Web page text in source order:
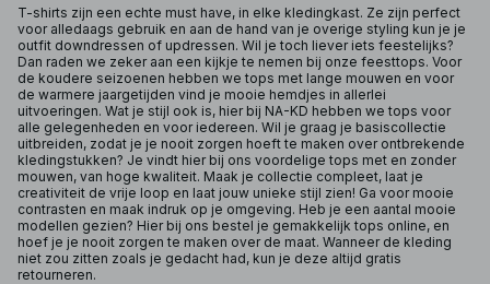
T-shirts zijn een echte must have, in elke kledingkast. Ze zijn perfect
voor alledaags gebruik en aan de hand van je overige styling kun je je
outfit downdressen of updressen. Wil je toch liever iets feestelijks?
Dan raden we zeker aan een kijkje te nemen bij onze feesttops. Voor
de koudere seizoenen hebben we tops met lange mouwen en voor
de warmere jaargetijden vind je mooie hemdjes in allerlei
uitvoeringen. Wat je stijl ook is, hier bij NA-KD hebben we tops voor
alle gelegenheden en voor iedereen. Wil je graag je basiscollectie
uitbreiden, zodat je je nooit zorgen hoeft te maken over ontbrekende
kledingstukken? Je vindt hier bij ons voordelige tops met en zonder
mouwen, van hoge kwaliteit. Maak je collectie compleet, laat je
creativiteit de vrije loop en laat jouw unieke stijl zien! Ga voor mooie
contrasten en maak indruk op je omgeving. Heb je een aantal mooie
modellen gezien? Hier bij ons bestel je gemakkelijk tops online, en
hoef je je nooit zorgen te maken over de maat. Wanneer de kleding
niet zou zitten zoals je gedacht had, kun je deze altijd gratis
retourneren.